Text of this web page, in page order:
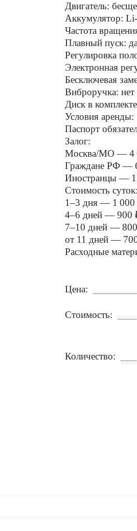
Двигатель:
Аккумулятор:
Частота
Плавный пуск: да
Регулировка
Электронная
Бесключевая
Виброручка: нет
Диск в
Условия аренды:
Паспорт
Залог:
Москва/МО — 4
Граждане РФ —
Иностранцы —
Стоимость суток:
1–3 дня — 1 000
4–6 дней — 900
7–10 дней —
от 11 дней —
Расходные
Цена:
Стоимость:
Количество: